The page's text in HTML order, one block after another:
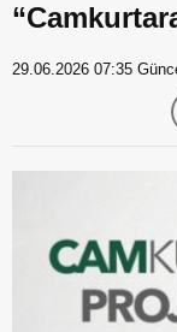
29.06.2026 07:35